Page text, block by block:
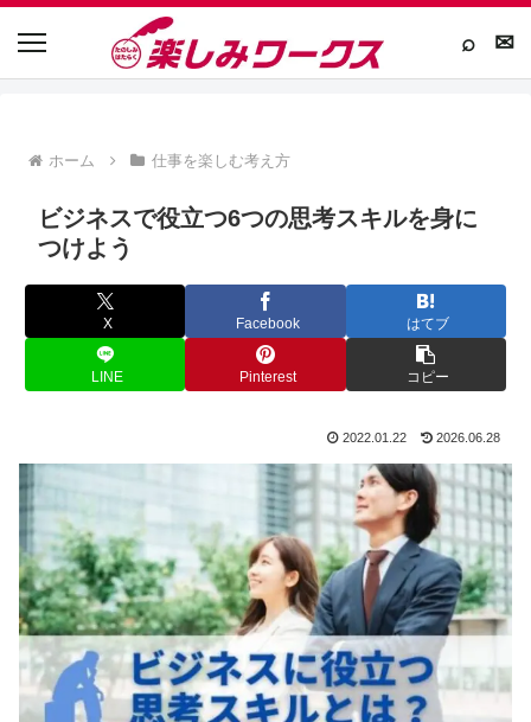
⌕ ✉
ホーム 仕事を楽しむ考え方
ビジネスで役立つ6つの思考スキルを身に
つけよう
X Facebook はてブ
LINE Pinterest コピー
2022.01.22 2026.06.28